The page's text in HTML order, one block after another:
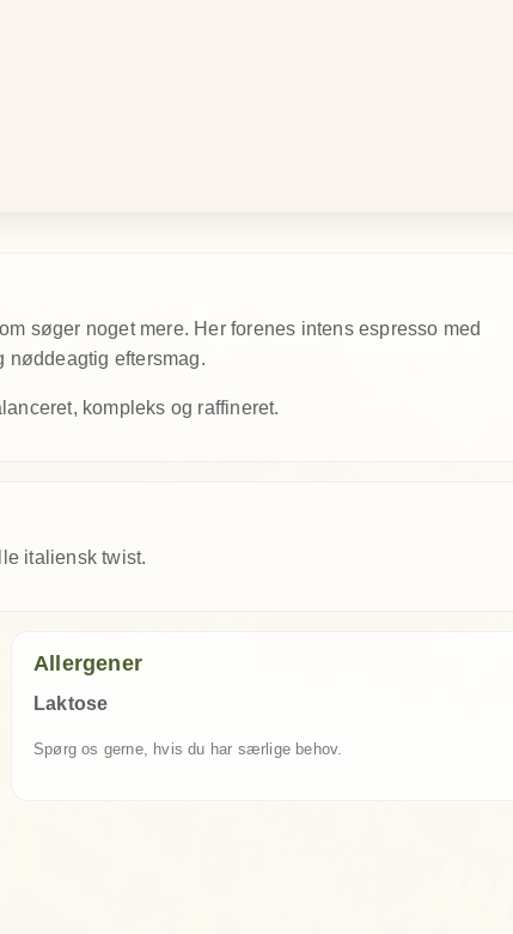
søger noget mere. Her forenes intens espresso med
nøddeagtig eftersmag.
kompleks og raffineret.
italiensk twist.
Allergener
Laktose
Spørg os gerne, hvis du har særlige behov.